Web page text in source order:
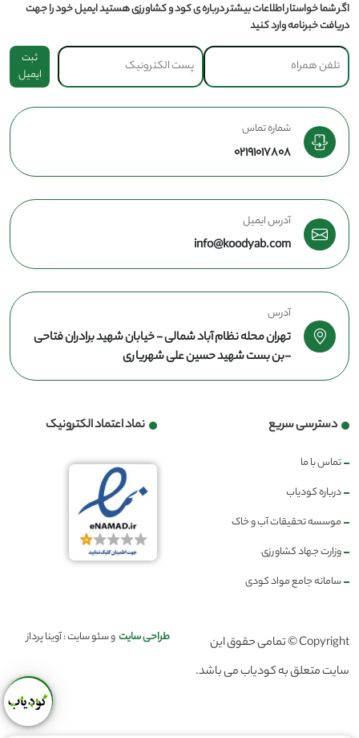
اگر شما خواستار اطلاعات بیشتر درباره ی کود و کشاورزی هستید ایمیل خود را جهت
دریافت خبرنامه وارد کنید
ثبت
ایمیل
شماره تماس
02191017808
آدرس ایمیل
info@koodyab.com
آدرس
تهران محله نظام آباد شمالی - خیابان شهید برادران فتاحی
-بن بست شهید حسین علی شهریاری
دسترسی سریع
تماس با ما
درباره کودیاب
موسسه تحقیقات آب و خاک
وزارت جهاد کشاورزی
سامانه جامع مواد کودی
نماد اعتماد الکترونیک
Copyright © تمامی حقوق این
سایت متعلق به کودیاب می باشد.
طراحی سایتو سئو سایت : آوینا پرداز